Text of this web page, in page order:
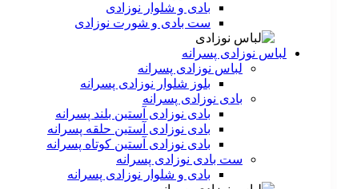
بادی و شلوار نوزادی
ست بادی و شورت نوزادی
لباس نوزادی پسرانه
لباس نوزادی پسرانه
بلوز شلوار نوزادی پسرانه
بادی نوزادی پسرانه
بادی نوزادی آستین بلند پسرانه
بادی نوزادی آستین حلقه پسرانه
بادی نوزادی آستین کوتاه پسرانه
ست بادی نوزادی پسرانه
بادی و شلوار نوزادی پسرانه